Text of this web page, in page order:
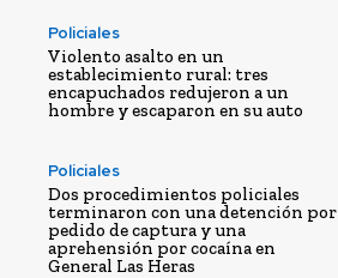
Policiales
Violento asalto en un
establecimiento rural: tres
encapuchados redujeron a un
hombre y escaparon en su auto
Policiales
Dos procedimientos policiales
terminaron con una detención por
pedido de captura y una
aprehensión por cocaína en
General Las Heras